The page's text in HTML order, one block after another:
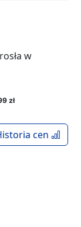
w
zł
cen